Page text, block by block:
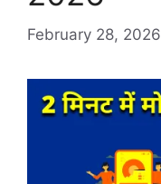
February 28, 2026